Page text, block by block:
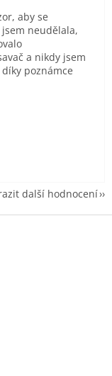
aby se
neudělala,
a nikdy jsem
poznámce
hvězdiček.
další hodnocení